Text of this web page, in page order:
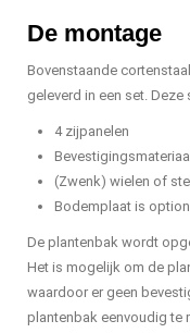
De montage
Bovenstaande
geleverd in een set. Deze
4 zijpanelen
(Zwenk) wielen of
Bodemplaat is
De plantenbak wordt
Het is mogelijk om de
waardoor er geen
plantenbak eenvoudig te